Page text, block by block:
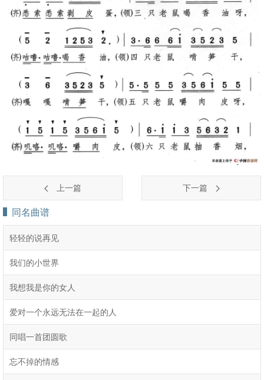
上一篇 下一篇
同名曲谱
轻轻的说再见
我们的小世界
我想我是你的女人
爱对一个永远无法在一起的人
同唱一首团圆歌
​忘不掉的情感